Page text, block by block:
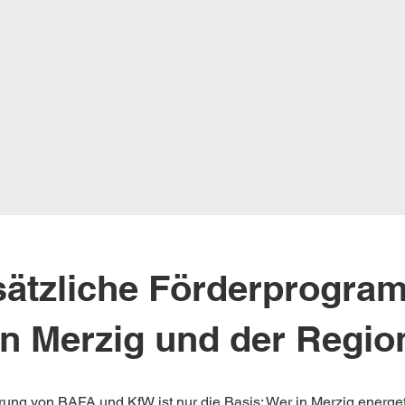
Merzig und der